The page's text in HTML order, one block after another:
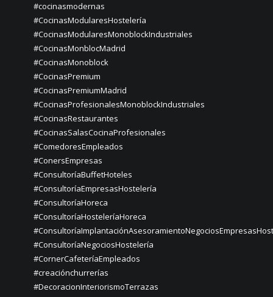
#cocinasmodernas
#CocinasModularesHostelería
#CocinasModularesMonoblockIndustriales
#CocinasMonblocMadrid
#CocinasMonoblock
#CocinasPremium
#CocinasPremiumMadrid
#CocinasProfesionalesMonoblockIndustriales
#CocinasRestaurantes
#CocinasSalasCocinaProfesionales
#ComedoresEmpleados
#ConersEmpresas
#ConsultoríaBuffetHoteles
#ConsultoríaEmpresasHostelería
#ConsultoríaHoreca
#ConsultoríaHosteleríaHoreca
#ConsultoríaNegociosHostelería
#CornerCafeteríaEmpleados
#creaciónchurrerías
#DecoracionInteriorismoTerrazas